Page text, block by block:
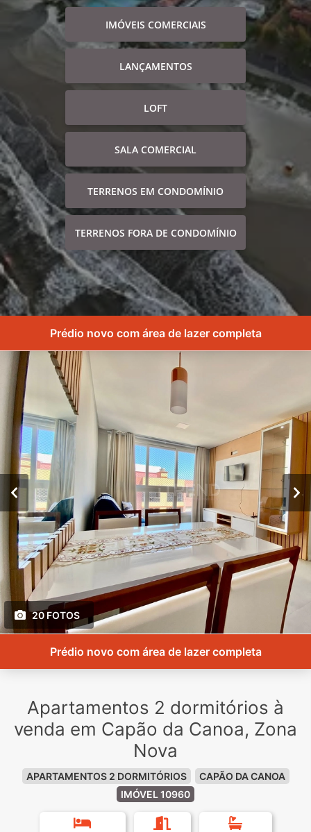
IMÓVEIS COMERCIAIS
LANÇAMENTOS
LOFT
SALA COMERCIAL
TERRENOS EM CONDOMÍNIO
TERRENOS FORA DE CONDOMÍNIO
Prédio novo com área de lazer completa
20 FOTOS
Prédio novo com área de lazer completa
Apartamentos 2 dormitórios à
venda em Capão da Canoa, Zona
Nova
APARTAMENTOS 2 DORMITÓRIOS
CAPÃO DA CANOA
IMÓVEL 10960